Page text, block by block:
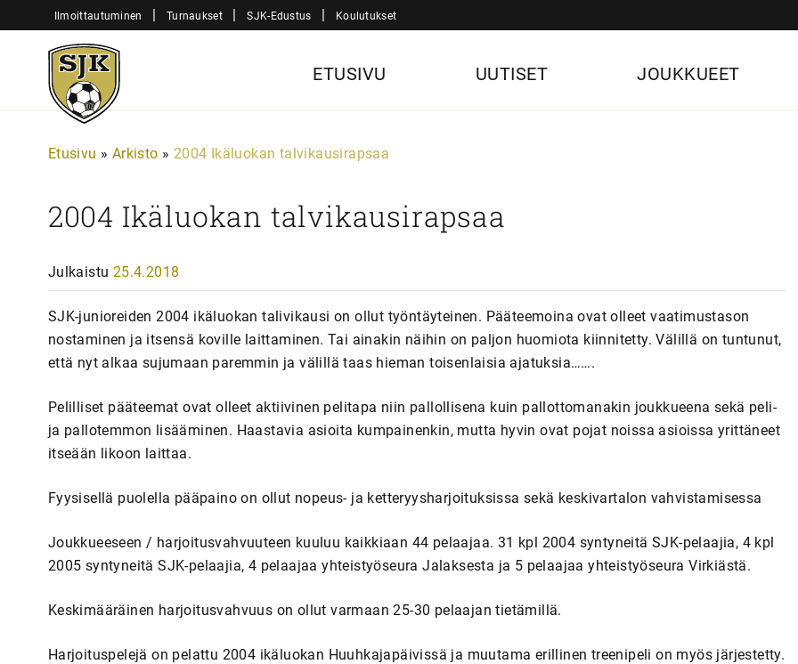
sisältöön
Ilmoittautuminen | Turnaukset | SJK-Edustus | Koulutukset
Sjk-
Juniorit
ETUSIVU UUTISET JOUKKUEET
Etusivu » Arkisto » 2004 Ikäluokan talvikausirapsaa
2004 Ikäluokan talvikausirapsaa
Julkaistu 25.4.2018
SJK-junioreiden 2004 ikäluokan talivikausi on ollut työntäyteinen. Pääteemoina ovat olleet vaatimustason
nostaminen ja itsensä koville laittaminen. Tai ainakin näihin on paljon huomiota kiinnitetty. Välillä on tuntunut,
että nyt alkaa sujumaan paremmin ja välillä taas hieman toisenlaisia ajatuksia…….
Pelilliset pääteemat ovat olleet aktiivinen pelitapa niin pallollisena kuin pallottomanakin joukkueena sekä peli-
ja pallotemmon lisääminen. Haastavia asioita kumpainenkin, mutta hyvin ovat pojat noissa asioissa yrittäneet
itseään likoon laittaa.
Fyysisellä puolella pääpaino on ollut nopeus- ja ketteryysharjoituksissa sekä keskivartalon vahvistamisessa
Joukkueeseen / harjoitusvahvuuteen kuuluu kaikkiaan 44 pelaajaa. 31 kpl 2004 syntyneitä SJK-pelaajia, 4 kpl
2005 syntyneitä SJK-pelaajia, 4 pelaajaa yhteistyöseura Jalaksesta ja 5 pelaajaa yhteistyöseura Virkiästä.
Keskimääräinen harjoitusvahvuus on ollut varmaan 25-30 pelaajan tietämillä.
Harjoituspelejä on pelattu 2004 ikäluokan Huuhkajapäivissä ja muutama erillinen treenipeli on myös järjestetty.